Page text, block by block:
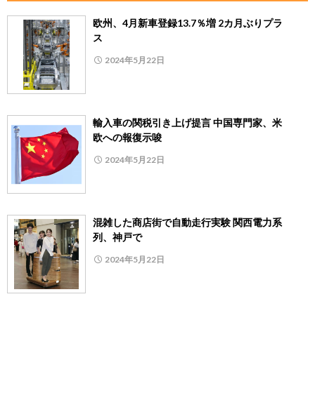
欧州、4月新車登録13.7％増 2カ月ぶりプラ
ス
2024年5月22日
輸入車の関税引き上げ提言 中国専門家、米
欧への報復示唆
2024年5月22日
混雑した商店街で自動走行実験 関西電力系
列、神戸で
2024年5月22日